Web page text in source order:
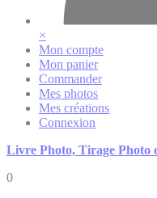
×
Mon compte
Mon panier
Commander
Mes photos
Mes créations
Connexion
Livre Photo, Tirage Photo
0